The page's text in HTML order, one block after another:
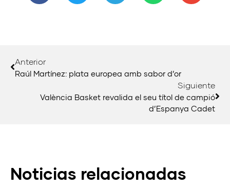
Anterior
Raúl Martínez: plata europea amb sabor d’or
Siguiente
València Basket revalida el seu títol de campió
d’Espanya Cadet
Noticias relacionadas